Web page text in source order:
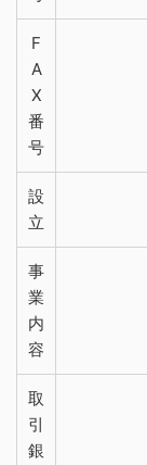
F
A
X
番
号
設
立
事
業
内
容
取
引
銀